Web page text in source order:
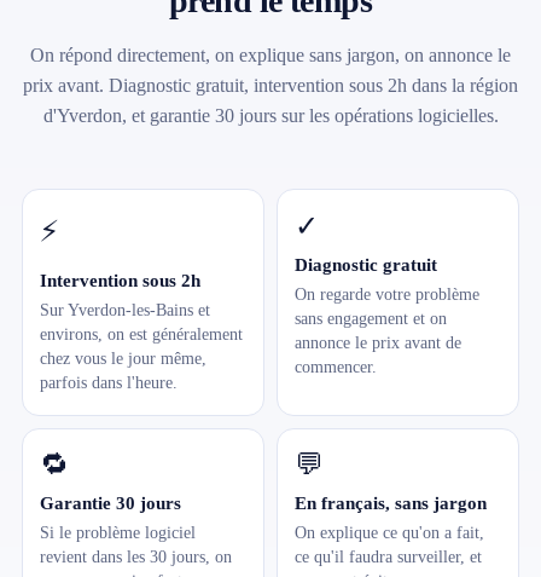
On répond directement, on explique sans jargon, on annonce le
prix avant. Diagnostic gratuit, intervention sous 2h dans la région
d'Yverdon, et garantie 30 jours sur les opérations logicielles.
⚡
Intervention sous 2h
Sur Yverdon-les-Bains et
environs, on est généralement
chez vous le jour même,
parfois dans l'heure.
✓
Diagnostic gratuit
On regarde votre problème
sans engagement et on
annonce le prix avant de
commencer.
🔁
Garantie 30 jours
Si le problème logiciel
revient dans les 30 jours, on
💬
En français, sans jargon
On explique ce qu'on a fait,
ce qu'il faudra surveiller, et